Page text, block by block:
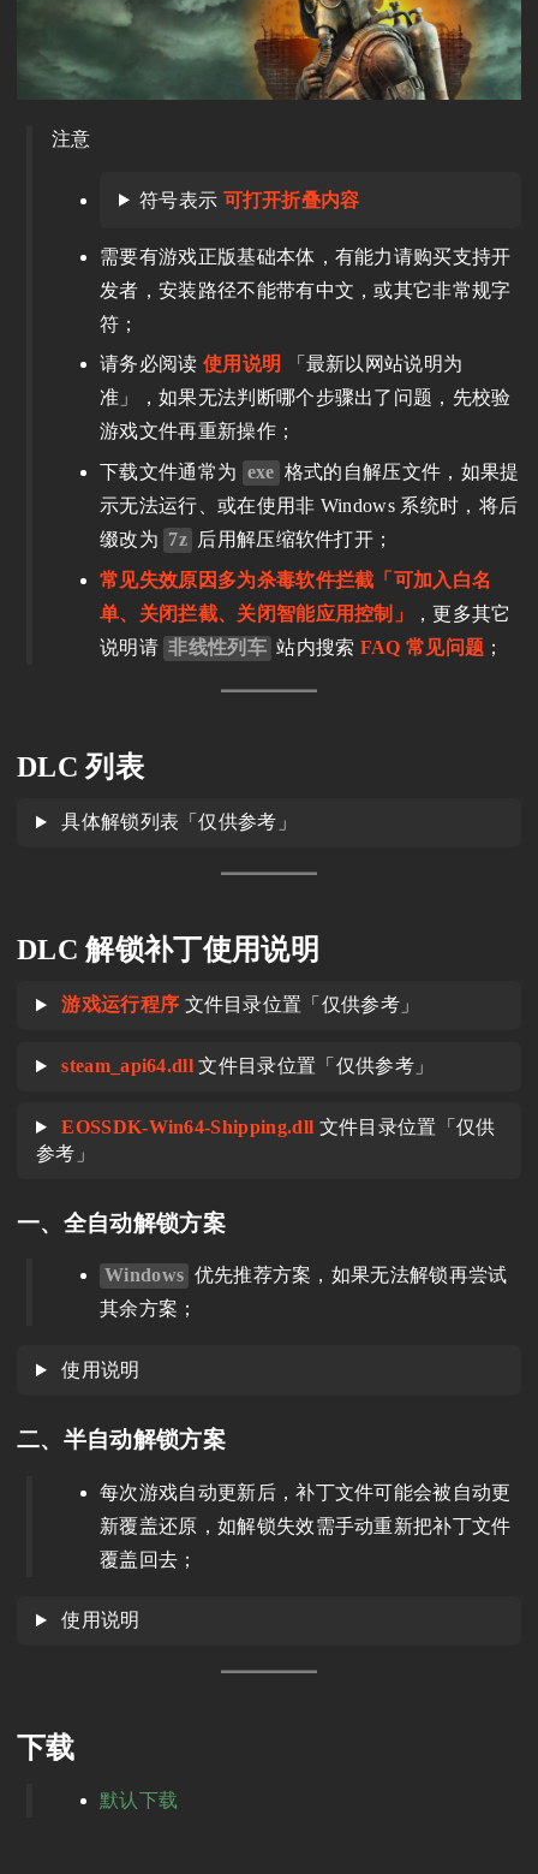
注意
符号表示 可打开折叠内容
需要有游戏正版基础本体，有能力请购买支持开
发者，安装路径不能带有中文，或其它非常规字
符；
请务必阅读 使用说明
「最新以网站说明为
准」，如果无法判断哪个步骤出了问题，先校验
游戏文件再重新操作；
下载文件通常为 exe 格式的自解压文件，如果提
示无法运行、或在使用非 Windows 系统时，将后
缀改为 7z 后用解压缩软件打开；
常见失效原因多为杀毒软件拦截「可加入白名
单、关闭拦截、关闭智能应用控制」
，更多其它
说明请 非线性列车 站内搜索 FAQ 常见问题 ；
DLC 列表
具体解锁列表「仅供参考」
DLC 解锁补丁使用说明
游戏运行程序 文件目录位置「仅供参考」
steam_api64.dll 文件目录位置「仅供参考」
EOSSDK-Win64-Shipping.dll 文件目录位置「仅供
参考」
一、全自动解锁方案
Windows 优先推荐方案，如果无法解锁再尝试
其余方案；
使用说明
二、半自动解锁方案
每次游戏自动更新后，补丁文件可能会被自动更
新覆盖还原，如解锁失效需手动重新把补丁文件
覆盖回去；
使用说明
下载
默认下载